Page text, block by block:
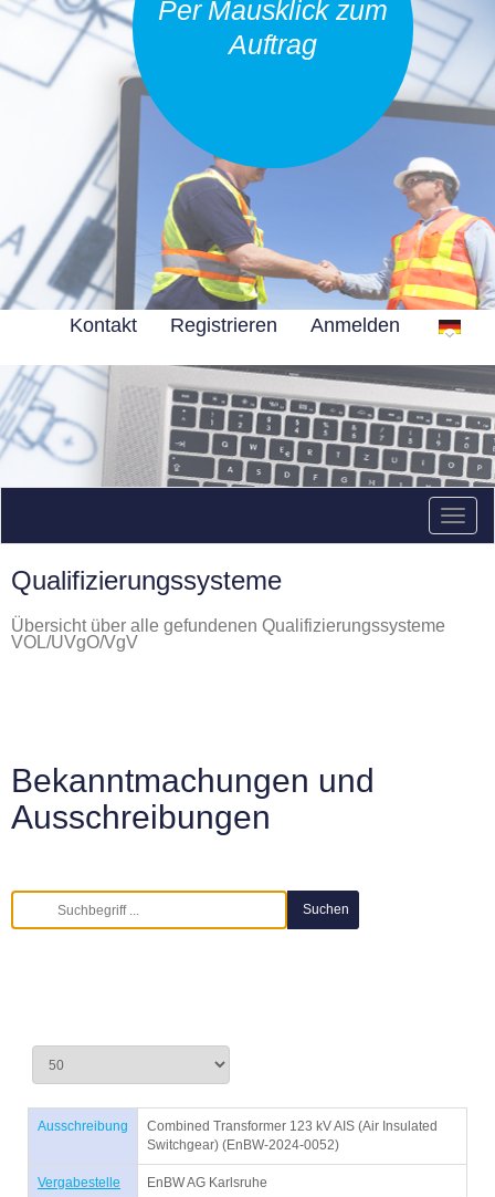
Per Mausklick zum
Auftrag
Kontakt Registrieren Anmelden
Qualifizierungssysteme
Übersicht über alle gefundenen Qualifizierungssysteme
VOL/UVgO/VgV
Bekanntmachungen und
Ausschreibungen
Ausschreibung
Combined Transformer 123 kV AIS (Air Insulated
Switchgear) (EnBW-2024-0052)
Vergabestelle EnBW AG Karlsruhe